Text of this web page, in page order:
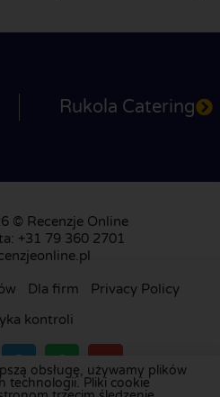
Rukola Catering
© Recenzje Online
+31 79 360 2701
Dla firm
Privacy Policy
kontroli
obsługę, używamy plików
technologii. Pliki cookie